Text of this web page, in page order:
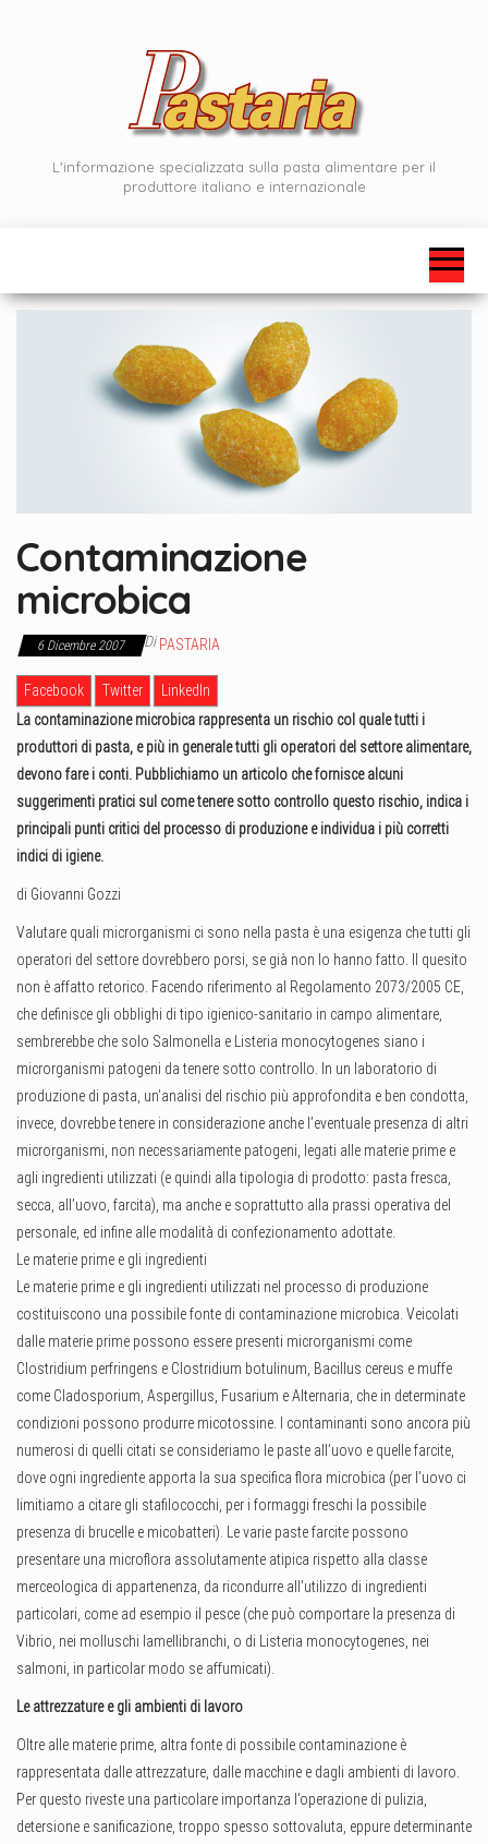
L'informazione specializzata sulla pasta alimentare per il
produttore italiano e internazionale
Contaminazione
microbica
6 Dicembre 2007 Di PASTARIA
Facebook Twitter
LinkedIn
La contaminazione microbica rappresenta un rischio col quale tutti i
produttori di pasta, e più in generale tutti gli operatori del settore alimentare,
devono fare i conti. Pubblichiamo un articolo che fornisce alcuni
suggerimenti pratici sul come tenere sotto controllo questo rischio, indica i
principali punti critici del processo di produzione e individua i più corretti
indici di igiene.
di Giovanni Gozzi
Valutare quali microrganismi ci sono nella pasta è una esigenza che tutti gli
operatori del settore dovrebbero porsi, se già non lo hanno fatto. Il quesito
non è affatto retorico. Facendo riferimento al Regolamento 2073/2005 CE,
che definisce gli obblighi di tipo igienico-sanitario in campo alimentare,
sembrerebbe che solo Salmonella e Listeria monocytogenes siano i
microrganismi patogeni da tenere sotto controllo. In un laboratorio di
produzione di pasta, un’analisi del rischio più approfondita e ben condotta,
invece, dovrebbe tenere in considerazione anche l’eventuale presenza di altri
microrganismi, non necessariamente patogeni, legati alle materie prime e
agli ingredienti utilizzati (e quindi alla tipologia di prodotto: pasta fresca,
secca, all’uovo, farcita), ma anche e soprattutto alla prassi operativa del
personale, ed infine alle modalità di confezionamento adottate.
Le materie prime e gli ingredienti
Le materie prime e gli ingredienti utilizzati nel processo di produzione
costituiscono una possibile fonte di contaminazione microbica. Veicolati
dalle materie prime possono essere presenti microrganismi come
Clostridium perfringens e Clostridium botulinum, Bacillus cereus e muffe
come Cladosporium, Aspergillus, Fusarium e Alternaria, che in determinate
condizioni possono produrre micotossine. I contaminanti sono ancora più
numerosi di quelli citati se consideriamo le paste all’uovo e quelle farcite,
dove ogni ingrediente apporta la sua specifica flora microbica (per l’uovo ci
limitiamo a citare gli stafilococchi, per i formaggi freschi la possibile
presenza di brucelle e micobatteri). Le varie paste farcite possono
presentare una microflora assolutamente atipica rispetto alla classe
merceologica di appartenenza, da ricondurre all’utilizzo di ingredienti
particolari, come ad esempio il pesce (che può comportare la presenza di
Vibrio, nei molluschi lamellibranchi, o di Listeria monocytogenes, nei
salmoni, in particolar modo se affumicati).
Le attrezzature e gli ambienti di lavoro
Oltre alle materie prime, altra fonte di possibile contaminazione è
rappresentata dalle attrezzature, dalle macchine e dagli ambienti di lavoro.
Per questo riveste una particolare importanza l’operazione di pulizia,
detersione e sanificazione, troppo spesso sottovaluta, eppure determinante